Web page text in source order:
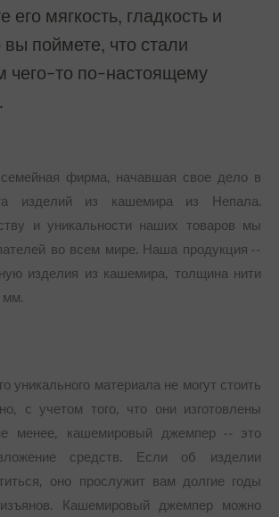
его мягкость, гладкость и
вы поймете, что стали
чего-то по-настоящему
фирма, начавшая свое дело в
изделий из кашемира из Непала.
и уникальности наших товаров мы
во всем мире. Наша продукция --
изделия из кашемира, толщина нити
мм.
уникального материала не могут стоить
с учетом того, что они изготовлены
менее, кашемировый джемпер -- это
средств. Если об изделии
оно прослужит вам долгие годы
Кашемировый джемпер можно